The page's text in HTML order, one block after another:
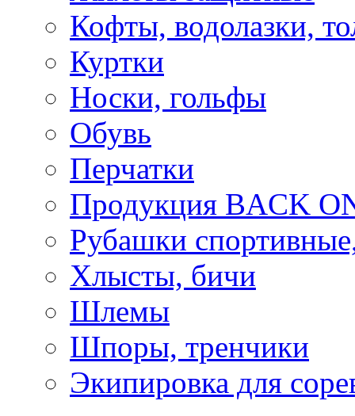
Кофты, водолазки,
Куртки
Носки, гольфы
Обувь
Перчатки
Продукция BACK
Рубашки
Хлысты, бичи
Шлемы
Шпоры, тренчики
Экипировка для